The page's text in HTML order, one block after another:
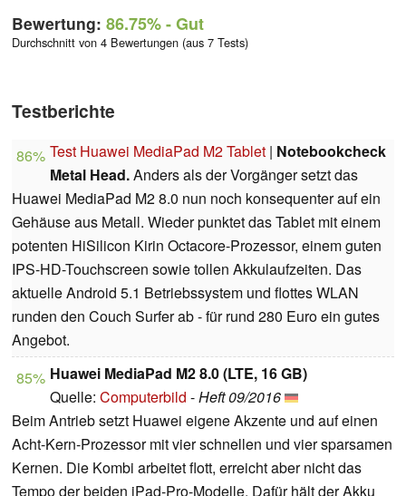
Bewertung: 86.75%- Gut
Durchschnitt von 4 Bewertungen (aus 7 Tests)
Testberichte
86% Test Huawei MediaPad M2 Tablet | Notebookcheck
Metal Head.Anders als der Vorgänger setzt das
Huawei MediaPad M2 8.0 nun noch konsequenter auf ein
Gehäuse aus Metall. Wieder punktet das Tablet mit einem
potenten HiSilicon Kirin Octacore-Prozessor, einem guten
IPS-HD-Touchscreen sowie tollen Akkulaufzeiten. Das
aktuelle Android 5.1 Betriebssystem und flottes WLAN
runden den Couch Surfer ab - für rund 280 Euro ein gutes
Angebot.
85% Huawei MediaPad M2 8.0 (LTE, 16 GB)
Quelle: Computerbild -Heft 09/2016
Beim Antrieb setzt Huawei eigene Akzente und auf einen
Acht-Kern-Prozessor mit vier schnellen und vier sparsamen
Kernen. Die Kombi arbeitet flott, erreicht aber nicht das
Tempo der beiden iPad-Pro-Modelle. Dafür hält der Akku